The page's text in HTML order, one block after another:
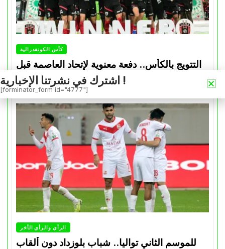
كأس الكونفدرالية
التتويج بالكأس.. دفعة معنوية لإتحاد العاصمة قبل
موقعة الزمالك في نهائي الكونفدرالية
Avril 30, 2026
الرأي والرأي الأخر
للموسم الثاني تواليا.. شباب بلوزداد دون ألقاب
اشترك في نشرتنا الإخبارية !
[forminator_form id="4777"]